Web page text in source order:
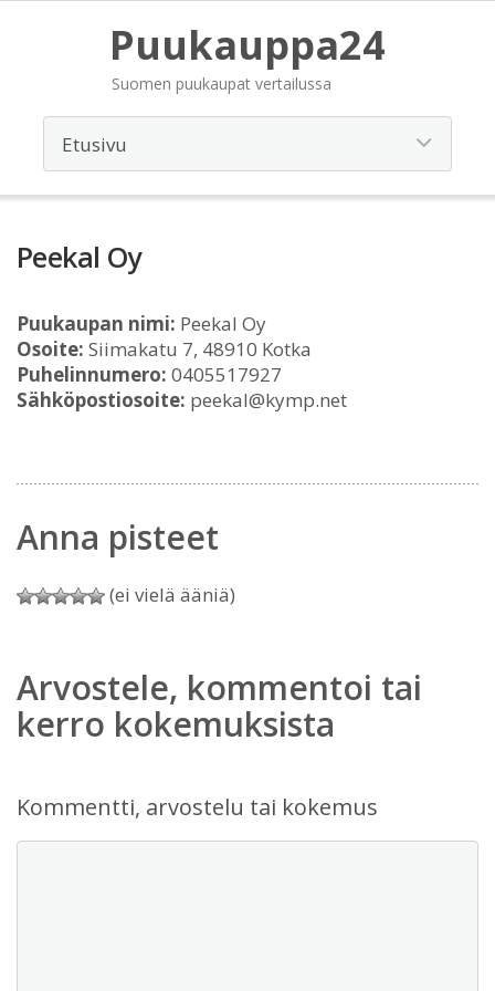
Puukauppa24
Suomen puukaupat vertailussa
Peekal Oy
Puukaupan nimi: Peekal Oy
Osoite: Siimakatu 7, 48910 Kotka
Puhelinnumero: 0405517927
Sähköpostiosoite: peekal@kymp.net
Anna pisteet
(ei vielä ääniä)
Arvostele, kommentoi tai
kerro kokemuksista
Kommentti, arvostelu tai kokemus